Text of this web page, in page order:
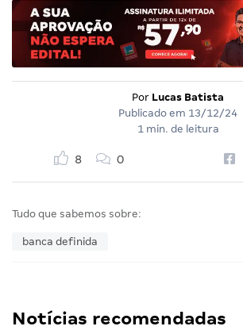
Por Lucas Batista
Publicado em 13/12/24
1 min. de leitura
8 0
Tudo que sabemos sobre:
banca definida
Notícias recomendadas